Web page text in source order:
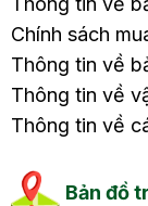
Chính sách
Thông tin về
Thông tin về
Thông tin về
Bản đồ